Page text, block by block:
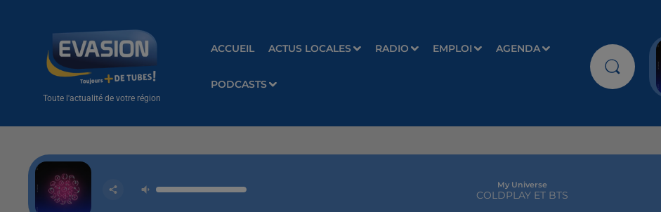
Toute l'actualité de votre région
ACCUEIL ACTUS LOCALES RADIO EMPLOI AGENDA
PODCASTS
My Universe
COLDPLAY ET BTS